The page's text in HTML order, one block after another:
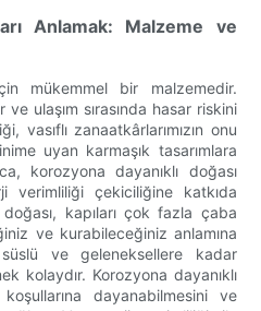
Anlamak: Malzeme ve
mükemmel bir malzemedir.
ulaşım sırasında hasar riskini
vasıflı zanaatkârlarımızın onu
uyan karmaşık tasarımlara
korozyona dayanıklı doğası
verimliliği çekiciliğine katkıda
kapıları çok fazla çaba
ve kurabileceğiniz anlamına
ve geleneksellere kadar
kolaydır. Korozyona dayanıklı
dayanabilmesini ve